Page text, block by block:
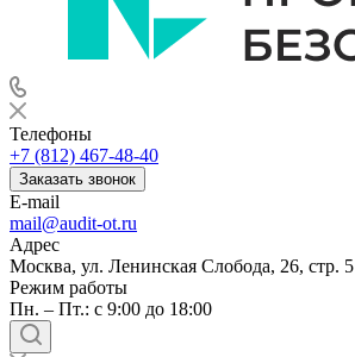
Телефоны
+7 (812) 467-48-40
Заказать звонок
E-mail
mail@audit-ot.ru
Адрес
Москва, ул. Ленинская Слобода, 26, стр. 5
Режим работы
Пн. – Пт.: с 9:00 до 18:00